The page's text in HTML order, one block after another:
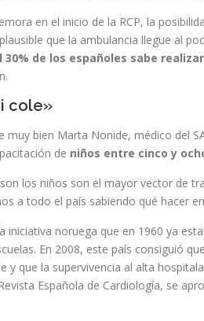
en el inicio de la RCP, la
que la ambulancia llegue al
30% de los españoles sabe
cole»
muy bien Marta Nonide, médico del
de niños entre cinco y
los niños son el mayor vector de
a todo el país sabiendo qué hacer
iniciativa noruega que en 1960 ya
En 2008, este país consiguió que
y que la supervivencia al alta
Española de Cardiología, se